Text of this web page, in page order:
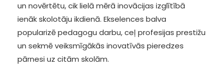
un novērtētu, cik lielā mērā inovācijas izglītībā
ienāk skolotāju ikdienā. Ekselences balva
popularizē pedagogu darbu, ceļ profesijas prestižu
un sekmē veiksmīgākās inovatīvās pieredzes
pārnesi uz citām skolām.